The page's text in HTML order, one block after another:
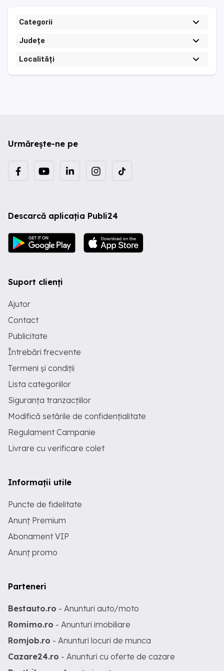
Categorii
Județe
Localități
Urmărește-ne pe
Descarcă aplicația Publi24
Suport clienți
Ajutor
Contact
Publicitate
Întrebări frecvente
Termeni și condiții
Lista categoriilor
Siguranța tranzacțiilor
Modifică setările de confidențialitate
Regulament Campanie
Livrare cu verificare colet
Informații utile
Puncte de fidelitate
Anunț Premium
Abonament VIP
Anunț promo
Parteneri
Bestauto.ro - Anunturi auto/moto
Romimo.ro - Anunturi imobiliare
Romjob.ro - Anunturi locuri de munca
Cazare24.ro - Anunturi cu oferte de cazare